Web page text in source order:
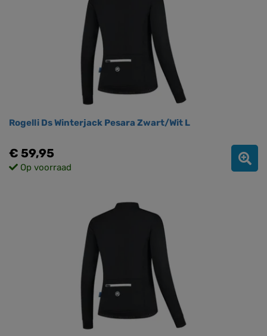
Rogelli Ds Winterjack Pesara Zwart/Wit L
€ 59,95
Op voorraad